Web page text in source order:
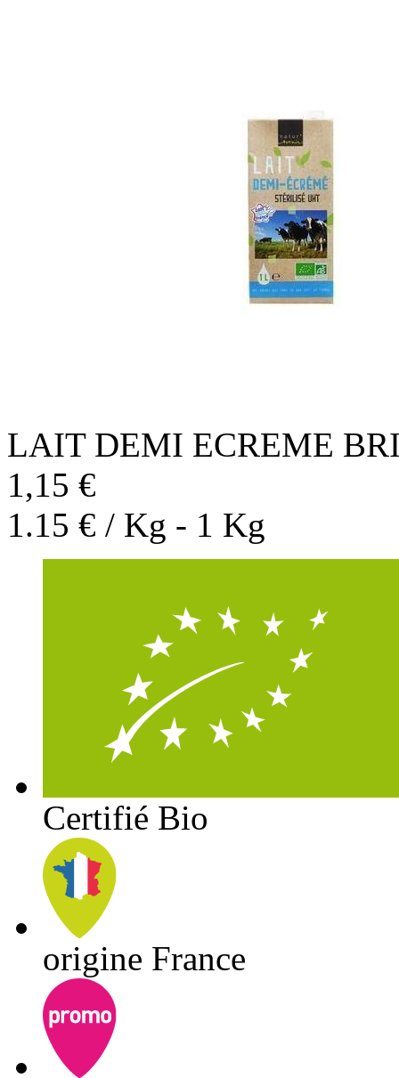
LAIT DEMI ECREME
1,15 €
1.15 € / Kg - 1 Kg
Certifié Bio
origine France